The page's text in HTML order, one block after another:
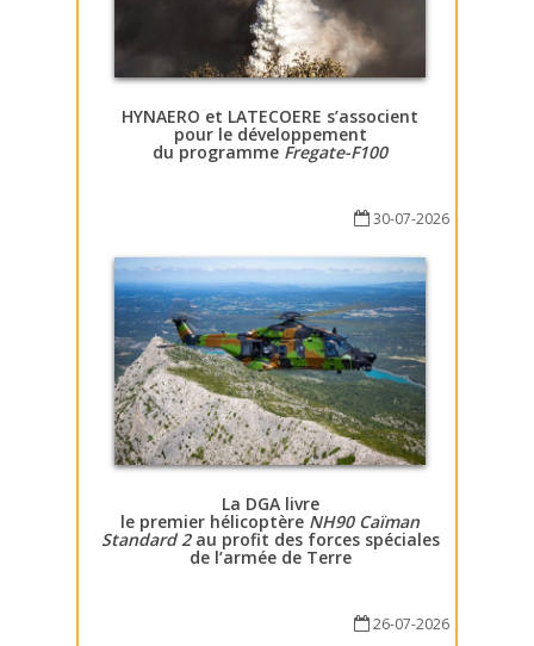
HYNAERO et LATECOERE s’associent
pour le développement
du programme Fregate-F100
30-07-2026
La DGA livre
le premier hélicoptère NH90 Caïman
Standard 2au profit des forces spéciales
de l’armée de Terre
26-07-2026